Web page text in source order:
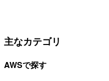
主なカテゴリ
AWSで探す